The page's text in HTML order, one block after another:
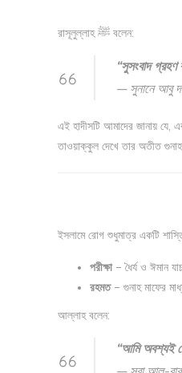
রাসূলুল্লাহ ﷺ বলেন:
“সুসংবাদ
— সুনানে আবু
এই হাদীসটি আমাদের জানায় যে,
তাওয়াক্কুল দেখে তার অতীত
ইসলামে রোগ শুধুমাত্র একটি
পরীক্ষা– ধৈর্য ও ঈমান
রহমত– গুনাহ মাফের
আল্লাহ বলেন:
“আমি অবশ্যই